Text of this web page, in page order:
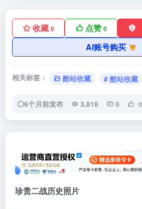
收藏 0 点赞0
AI账号购买
相关标签： 酷站收藏 # 酷站收藏
6个月前发布 3,816 0 0
珍贵二战历史照片